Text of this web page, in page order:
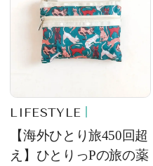
LIFESTYLE
【海外ひとり旅450回超
え】ひとりっPの旅の薬